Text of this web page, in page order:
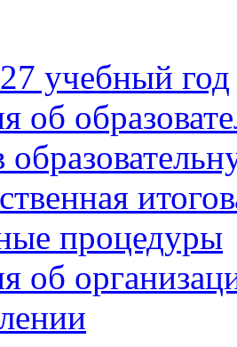
учебный год
об
процедуры
об